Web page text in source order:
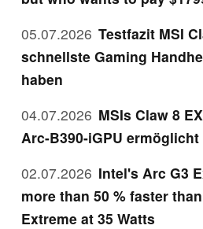
05.07.2026 Testfazit MSI
schnellste Gaming
haben
04.07.2026 MSIs Claw 8
Arc-B390-iGPU ermöglicht
02.07.2026 Intel's Arc G3
more than 50 % faster
Extreme at 35 Watts